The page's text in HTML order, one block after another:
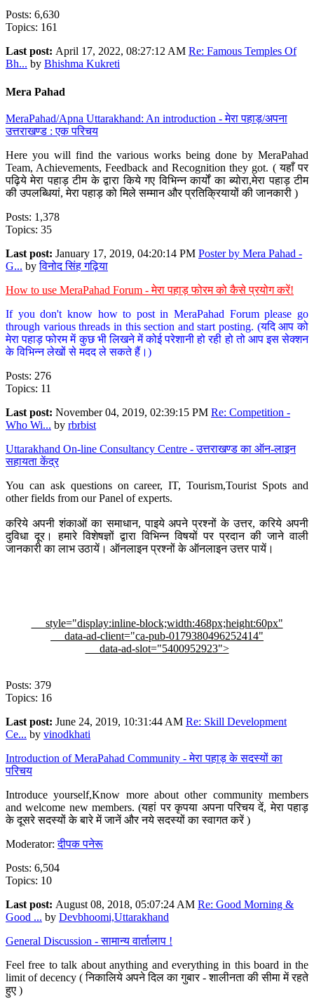
Posts: 6,630
Topics: 161
Last post: April 17, 2022, 08:27:12 AM Re: Famous Temples Of
Bh... by Bhishma Kukreti
Mera Pahad
MeraPahad/Apna Uttarakhand: An introduction - मेरा पहाड़/अपना
उत्तराखण्ड : एक परिचय
Here you will find the various works being done by MeraPahad
Team, Achievements, Feedback and Recognition they got. ( यहाँ पर
पढ़िये मेरा पहाड़ टीम के द्वारा किये गए विभिन्न कार्यों का ब्योरा,मेरा पहाड़ टीम
की उपलब्धियां, मेरा पहाड़ को मिले सम्मान और प्रतिक्रियायों की जानकारी )
Posts: 1,378
Topics: 35
Last post: January 17, 2019, 04:20:14 PM Poster by Mera Pahad -
G... byविनोद सिंह गढ़िया
How to use MeraPahad Forum - मेरा पहाड़ फोरम को कैसे प्रयोग करें!
If you don't know how to post in MeraPahad Forum please go
through various threads in this section and start posting. (यदि आप को
मेरा पहाड़ फोरम में कुछ भी लिखने में कोई परेशानी हो रही हो तो आप इस सेक्शन
के विभिन्न लेखों से मदद ले सकते हैं।)
Posts: 276
Topics: 11
Last post: November 04, 2019, 02:39:15 PM Re: Competition -
Who Wi... by rbrbist
Uttarakhand On-line Consultancy Centre - उत्तराखण्ड का ऑन-लाइन
सहायता केंद्र
You can ask questions on career, IT, Tourism,Tourist Spots and
other fields from our Panel of experts.
करिये अपनी शंकाओं का समाधान, पाइये अपने प्रश्नों के उत्तर, करिये अपनी
दुविधा दूर। हमारे विशेषज्ञों द्वारा विभिन्न विषयों पर प्रदान की जाने वाली
जानकारी का लाभ उठायें। ऑनलाइन प्रश्नों के ऑनलाइन उत्तर पायें।
style="display:inline-block;width:468px;height:60px"
data-ad-client="ca-pub-0179380496252414"
data-ad-slot="5400952923">
Posts: 379
Topics: 16
Last post: June 24, 2019, 10:31:44 AM Re: Skill Development
Ce... by vinodkhati
Introduction of MeraPahad Community - मेरा पहाड़ के सदस्यों का
परिचय
Introduce yourself,Know more about other community members
and welcome new members. (यहां पर कृपया अपना परिचय दें, मेरा पहाड़
के दूसरे सदस्यों के बारे में जानें और नये सदस्यों का स्वागत करें )
Moderator:दीपक पनेरू
Posts: 6,504
Topics: 10
Last post: August 08, 2018, 05:07:24 AM Re: Good Morning &
Good ... by Devbhoomi,Uttarakhand
General Discussion - सामान्य वार्तालाप !
Feel free to talk about anything and everything in this board in the
limit of decency ( निकालिये अपने दिल का गुबार - शालीनता की सीमा में रहते
हुए )